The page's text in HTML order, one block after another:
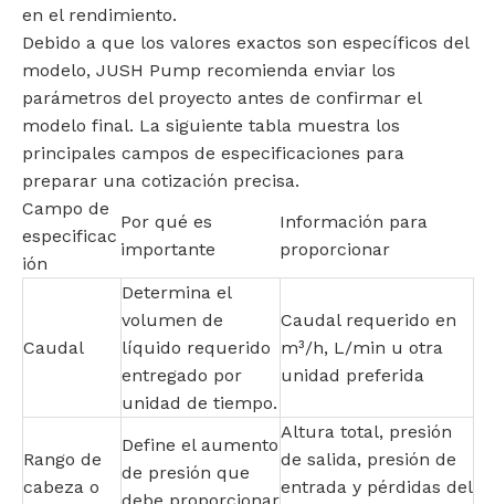
en el rendimiento.
Debido a que los valores exactos son específicos del
modelo, JUSH Pump recomienda enviar los
parámetros del proyecto antes de confirmar el
modelo final. La siguiente tabla muestra los
principales campos de especificaciones para
preparar una cotización precisa.
Campo de
especificac
ión
Por qué es
importante
Información para
proporcionar
Caudal
Determina el
volumen de
líquido requerido
entregado por
unidad de tiempo.
Caudal requerido en
m³/h, L/min u otra
unidad preferida
Rango de
cabeza o
Define el aumento
de presión que
Altura total, presión
de salida, presión de
entrada y pérdidas del